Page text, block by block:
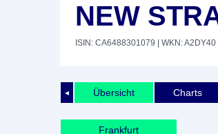
NEW
ISIN: CA6488301079 | WKN: A2DY40
◄ Übersicht Charts
Frankfurt